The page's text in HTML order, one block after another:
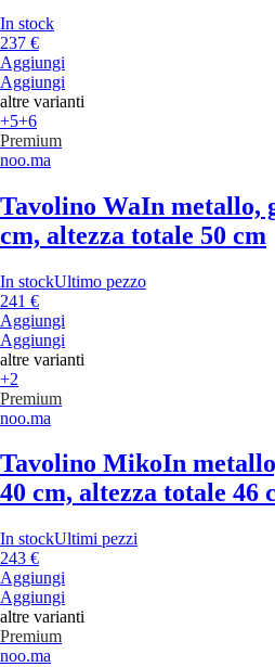
In stock
237 €
Aggiungi
Aggiungi
altre varianti
+5+6
Premium
noo.ma
Tavolino WaIn metallo,
cm, altezza totale 50 cm
In stockUltimo pezzo
241 €
Aggiungi
Aggiungi
altre varianti
+2
Premium
noo.ma
Tavolino MikoIn
40 cm, altezza totale 46
In stockUltimi pezzi
243 €
Aggiungi
Aggiungi
altre varianti
Premium
noo.ma